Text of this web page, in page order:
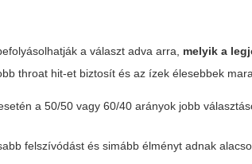
a választ adva arra, melyik a
throat hit-et biztosít és az ízek élesebbek
a 50/50 vagy 60/40 arányok jobb
felszívódást és simább élményt adnak